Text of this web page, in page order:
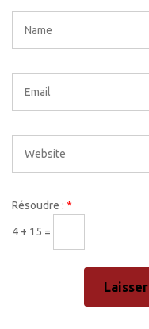
Résoudre : *
4 + 15 =